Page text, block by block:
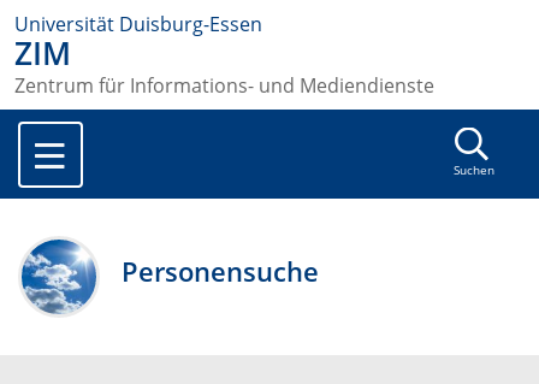
Universität Duisburg-Essen
ZIM
Zentrum für Informations- und Mediendienste
Suchen
Personensuche